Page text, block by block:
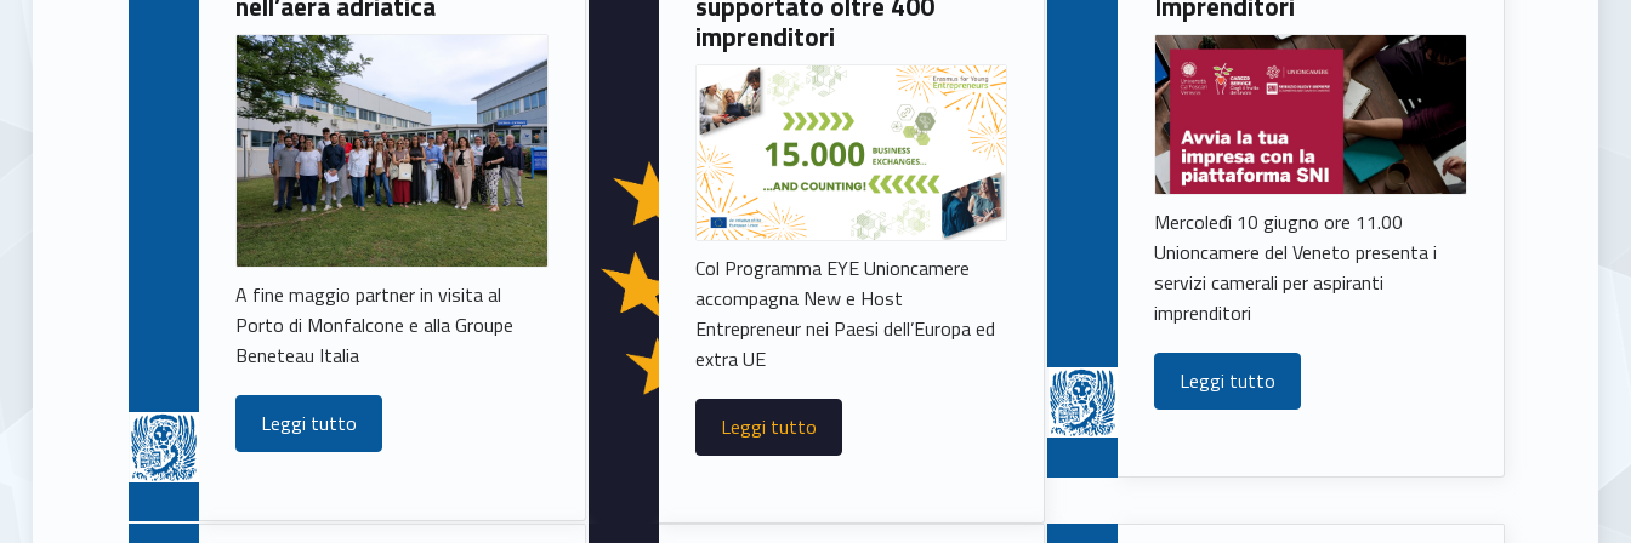
A fine maggio partner in visita al
Porto di Monfalcone e alla Groupe
Beneteau Italia
Leggi tutto
imprenditori
Col Programma EYE Unioncamere
accompagna New e Host
Entrepreneur nei Paesi dell’Europa ed
extra UE
Leggi tutto
Mercoledì 10 giugno ore 11.00
Unioncamere del Veneto presenta i
servizi camerali per aspiranti
imprenditori
Leggi tutto